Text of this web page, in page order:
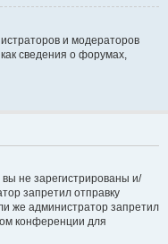
и модераторов
сведения о форумах,
не зарегистрированы и/
запретил отправку
же администратор запретил
конференции для